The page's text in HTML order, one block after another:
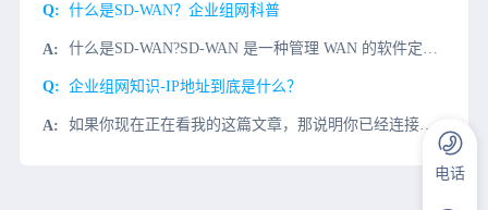
什么是SD-WAN？企业组网科普
企业组网知识-IP地址到底是什么？
如果你现在正在看我的这篇文章，那说明你已经连接上了互联网，你正在通过互联网访问到了vecloud所在的服务器；说到互联网，你一定听说IP地址这个概念，你知道IP地址是做什么的吗？与之而来的还有公网IP
电话